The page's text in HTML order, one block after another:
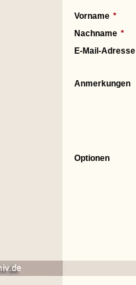
Vorname
Nachname
E-Mail-Adresse
Anmerkungen
Optionen